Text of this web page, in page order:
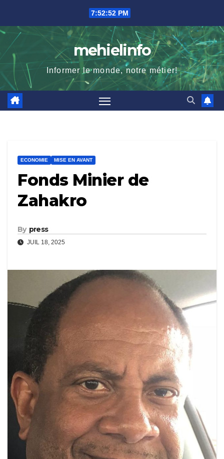
content
7:52:54 PM
mehielinfo
Informer le monde, notre métier!
ECONOMIE MISE EN AVANT
Fonds Minier de
Zahakro
By press
JUIL 18, 2025